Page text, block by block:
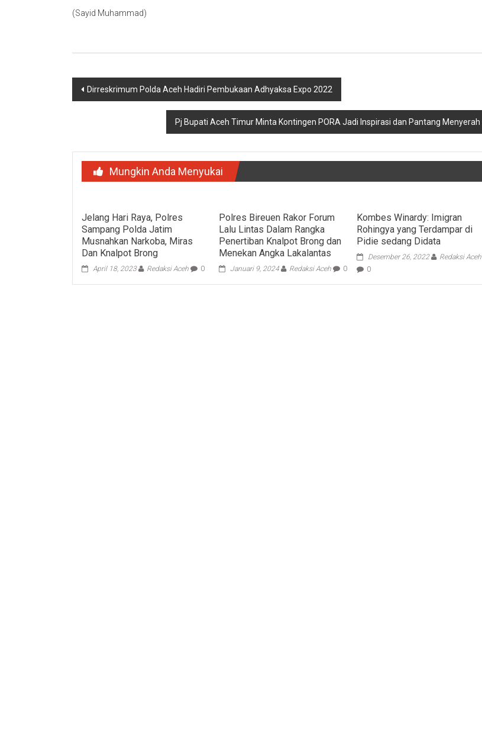
(Sayid Muhammad)
Navigasi
Dirreskrimum Polda Aceh Hadiri Pembukaan Adhyaksa Expo 2022
Pj Bupati Aceh Timur Minta Kontingen PORA Jadi Inspirasi dan Pantang Menyerah
Mungkin Anda Menyukai
Jelang Hari Raya, Polres
Sampang Polda Jatim
Musnahkan Narkoba, Miras
Dan Knalpot Brong
April 18, 2023 Redaksi Aceh 0
Polres Bireuen Rakor Forum
Lalu Lintas Dalam Rangka
Penertiban Knalpot Brong dan
Menekan Angka Lakalantas
Januari 9, 2024 Redaksi Aceh 0
Kombes Winardy: Imigran
Rohingya yang Terdampar di
Pidie sedang Didata
Desember 26, 2022
Redaksi Aceh
0